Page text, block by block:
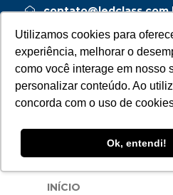
Utilizamos cookies para
experiência, melhorar o
como você interage em nosso
personalizar conteúdo. Ao
concorda com o uso de
Ok, entendi!
INÍCIO